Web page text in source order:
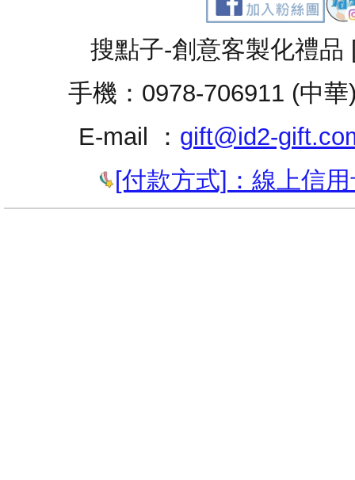
搜點子-創意客製化禮
手機：0978-706911 (中
E-mail ： gift@id2-
[付款方式]：線上信